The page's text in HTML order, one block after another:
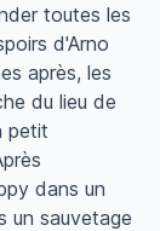
toutes les
d'Arno
après, les
du lieu de
petit
dans un
un sauvetage